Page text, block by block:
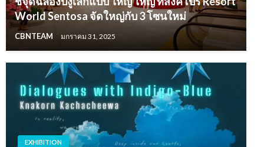
World Sentosa จัดใหญ่กับ 3 โซนใหม่
CBNTEAM มกราคม 31, 2025
EXHIBITION